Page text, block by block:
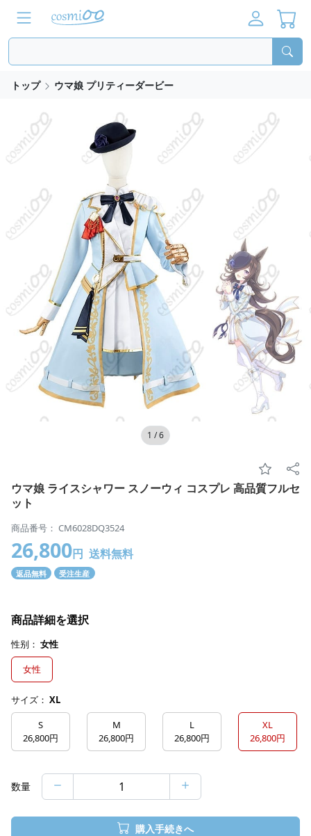
トップ ウマ娘 プリティーダービー
1 /6
ウマ娘 ライスシャワー スノーウィ コスプレ 高品質フルセ
ット
商品番号： CM6028DQ3524
26,800円 送料無料
返品無料 受注生産
商品詳細を選択
性别： 女性
女性
サイズ： XL
S
26,800円
M
26,800円
L
26,800円
XL
26,800円
数量
購入手続きへ